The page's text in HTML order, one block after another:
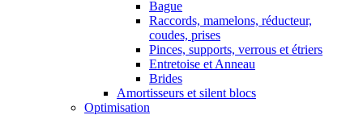
Bague
Raccords, mamelons, réducteur,
coudes, prises
Pinces, supports, verrous et étriers
Entretoise et Anneau
Brides
Amortisseurs et silent blocs
Optimisation